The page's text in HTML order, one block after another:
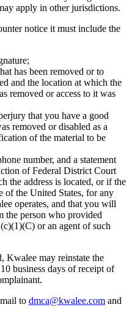
apply in other jurisdictions.
notice it must include the
has been removed or to
and the location at which the
removed or access to it was
that you have a good
removed or disabled as a
of the material to be
number, and a statement
of Federal District Court
the address is located, or if the
of the United States, for any
operates, and that you will
the person who provided
or an agent of such
Kwalee may reinstate the
business days of receipt of
to dmca@kwalee.com and